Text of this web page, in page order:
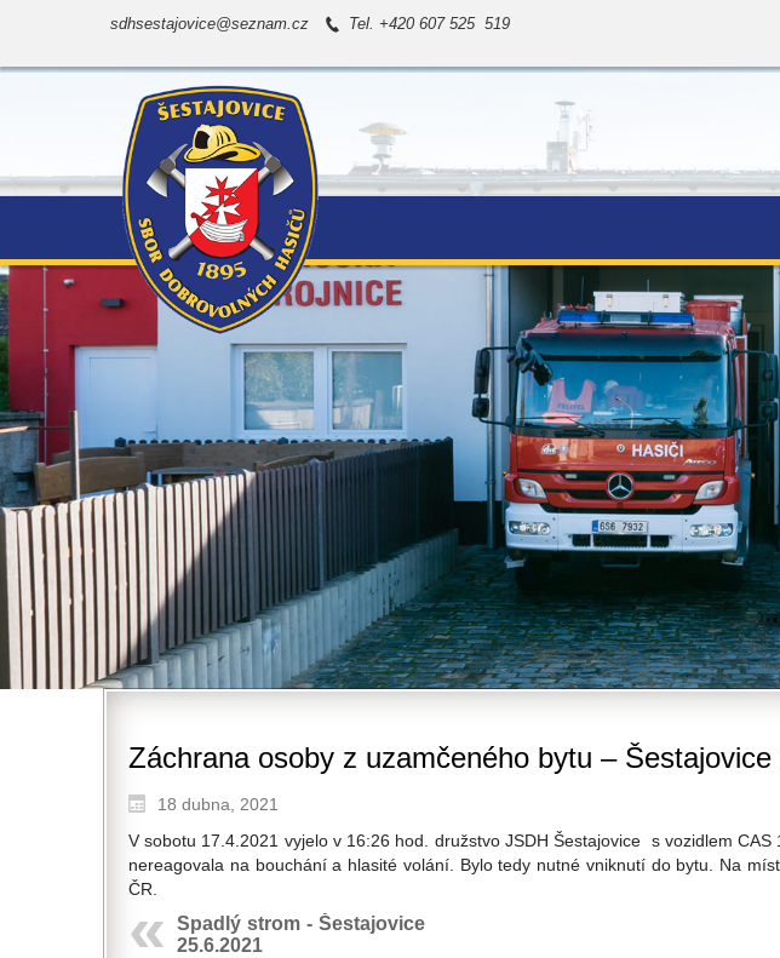
sdhsestajovice@seznam.cz Tel. +420 607 525 519
Záchrana osoby z uzamčeného bytu – Šestajovice
18 dubna, 2021
V sobotu 17.4.2021 vyjelo v 16:26 hod. družstvo JSDH Šestajovice s vozidlem
nereagovala na bouchání a hlasité volání. Bylo tedy nutné vniknutí do bytu. Na
ČR.
Spadlý strom - Šestajovice
25.6.2021